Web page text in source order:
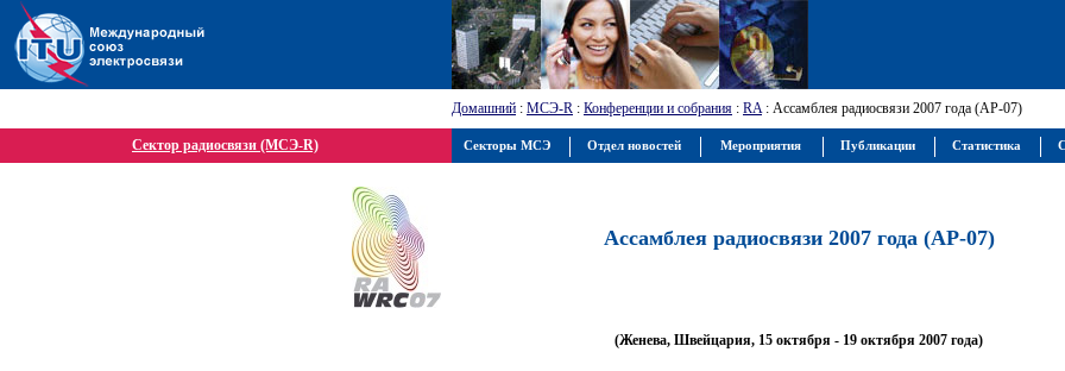
Домашний : МСЭ-R : Конференции и собрания : RA: Ассамблея радиосвязи 2007 года (АР-07)
Сектор радиосвязи (МСЭ-R)
Ассамблея радиосвязи 2007 года (АР-07)
(Женева, Швейцария, 15 октября - 19 октября 2007 года)
Секторы МСЭ Отдел новостей Мероприятия Публикации Статистика